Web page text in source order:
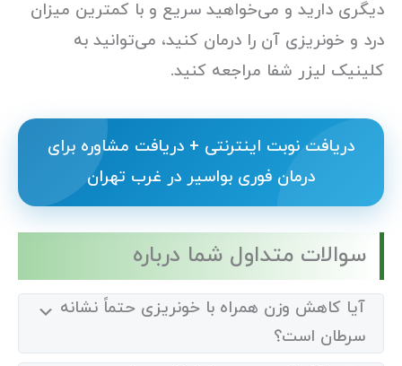
دیگری دارید و می‌خواهید سریع و با کمترین میزان
درد و خونریزی آن را درمان کنید، می‌توانید به
کلینیک لیزر شفا مراجعه کنید.
دریافت نوبت اینترنتی + دریافت مشاوره برای
درمان فوری بواسیر در غرب تهران
سوالات متداول شما درباره
آیا کاهش وزن همراه با خونریزی حتماً نشانه
سرطان است؟